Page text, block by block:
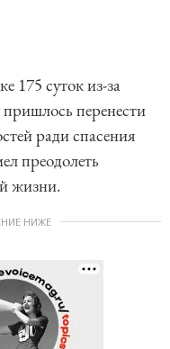
175 суток из-за
перенести
ради спасения
преодолеть
жизни.
НИЖЕ